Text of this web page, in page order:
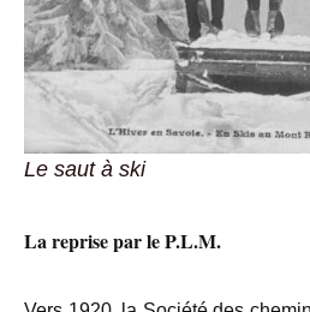
Le saut à ski
La reprise par le P.L.M.